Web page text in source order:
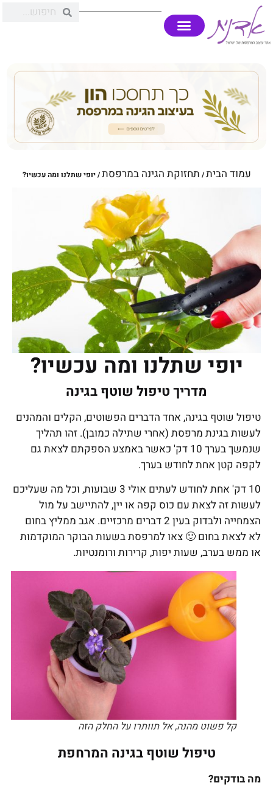
עמוד הבית/ תחזוקת הגינה במרפסת/ יופי שתלנו ומה עכשיו?
יופי שתלנו ומה עכשיו?
מדריך טיפול שוטף בגינה
טיפול שוטף בגינה, אחד הדברים הפשוטים, הקלים והמהנים
לעשות בגינת מרפסת (אחרי שתילה כמובן). זהו תהליך
שנמשך בערך 10 דק' כאשר באמצע הספקתם לצאת גם
לקפה קטן אחת לחודש בערך.
10 דק' אחת לחודש לעתים אולי 3 שבועות, וכל מה שעליכם
לעשות זה לצאת עם כוס קפה או יין, להתיישב על מול
הצמחייה ולבדוק בעין 2 דברים מרכזיים. אגב ממליץ בחום
לא לצאת בחום 🙂 צאו למרפסת בשעות הבוקר המוקדמות
או ממש בערב, שעות יפות, קרירות ורומנטיות.
קל פשוט מהנה, אל תוותרו על החלק הזה
טיפול שוטף בגינה המרחפת
מה בודקים?